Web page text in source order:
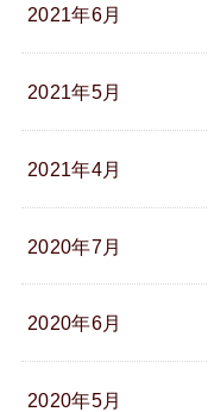
2021年6月
2021年5月
2021年4月
2020年7月
2020年6月
2020年5月